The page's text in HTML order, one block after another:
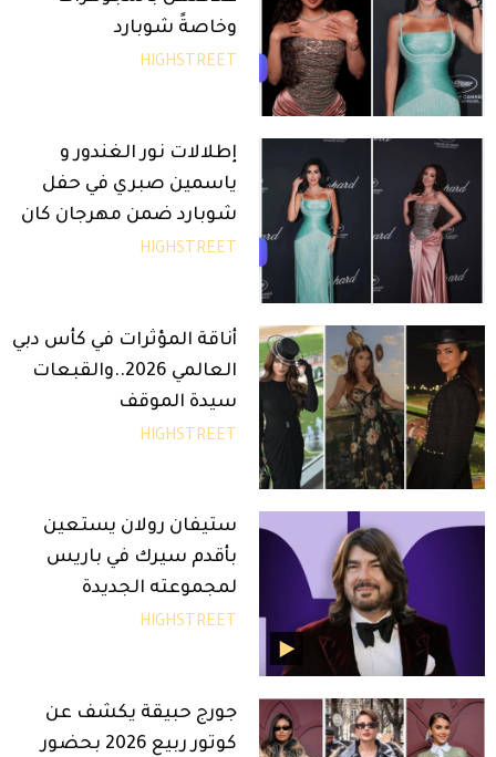
وخاصةً شوبارد
HIGHSTREET
إطلالات نور الغندور و
ياسمين صبري في حفل
شوبارد ضمن مهرجان كان
HIGHSTREET
أناقة المؤثرات في كأس دبي
العالمي 2026..والقبعات
سيدة الموقف
HIGHSTREET
ستيفان رولان يستعين
بأقدم سيرك في باريس
لمجموعته الجديدة
HIGHSTREET
جورج حبيقة يكشف عن
كوتور ربيع 2026 بحضور